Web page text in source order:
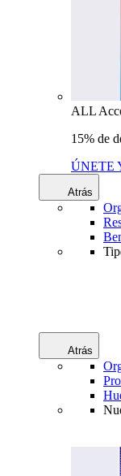
ALL
15% de
ÚNETE
Atrás
Atrás